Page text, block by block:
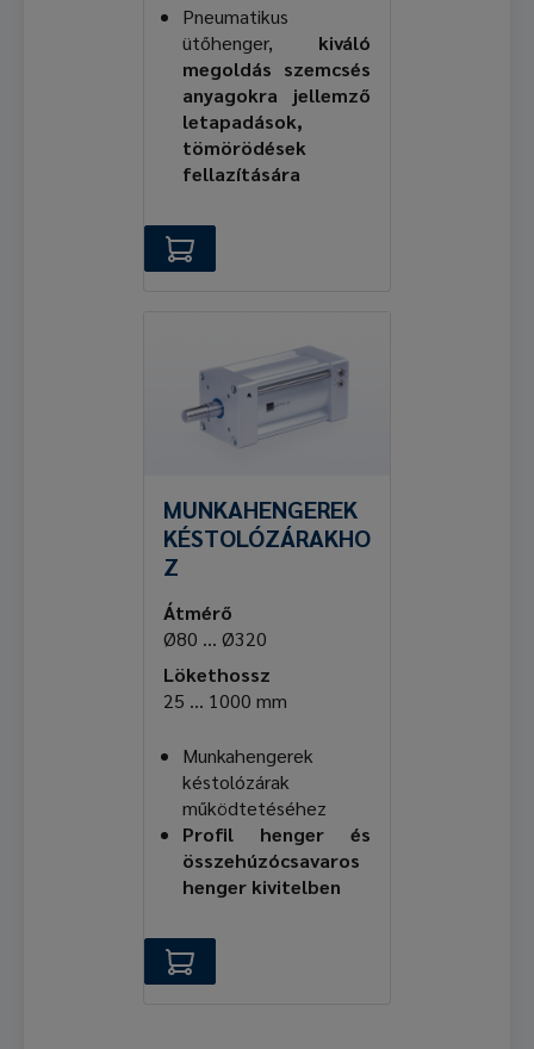
Pneumatikus
ütőhenger, kiváló
megoldás szemcsés
anyagokra jellemző
letapadások,
tömörödések
fellazítására
MUNKAHENGEREK
KÉSTOLÓZÁRAKHO
Z
Átmérő
Ø80 ... Ø320
Lökethossz
25 ... 1000 mm
Munkahengerek
késtolózárak
működtetéséhez
Profil henger és
összehúzócsavaros
henger kivitelben